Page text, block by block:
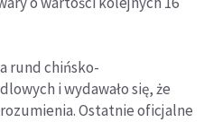
rund chińsko-
i wydawało się, że
Ostatnie oficjalne